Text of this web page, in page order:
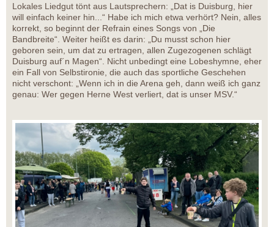
Lokales Liedgut tönt aus Lautsprechern: „Dat is Duisburg, hier
will einfach keiner hin...“ Habe ich mich etwa verhört? Nein, alles
korrekt, so beginnt der Refrain eines Songs von „Die
Bandbreite“. Weiter heißt es darin: „Du musst schon hier
geboren sein, um dat zu ertragen, allen Zugezogenen schlägt
Duisburg auf´n Magen“. Nicht unbedingt eine Lobeshymne, eher
ein Fall von Selbstironie, die auch das sportliche Geschehen
nicht verschont: „Wenn ich in die Arena geh, dann weiß ich ganz
genau: Wer gegen Herne West verliert, dat is unser MSV.“